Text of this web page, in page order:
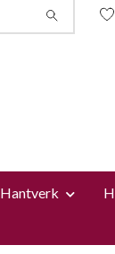
Hantverk